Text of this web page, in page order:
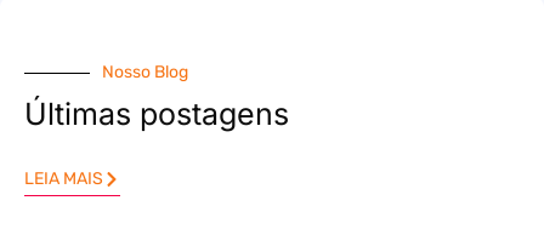
Nosso Blog
Últimas postagens
LEIA MAIS